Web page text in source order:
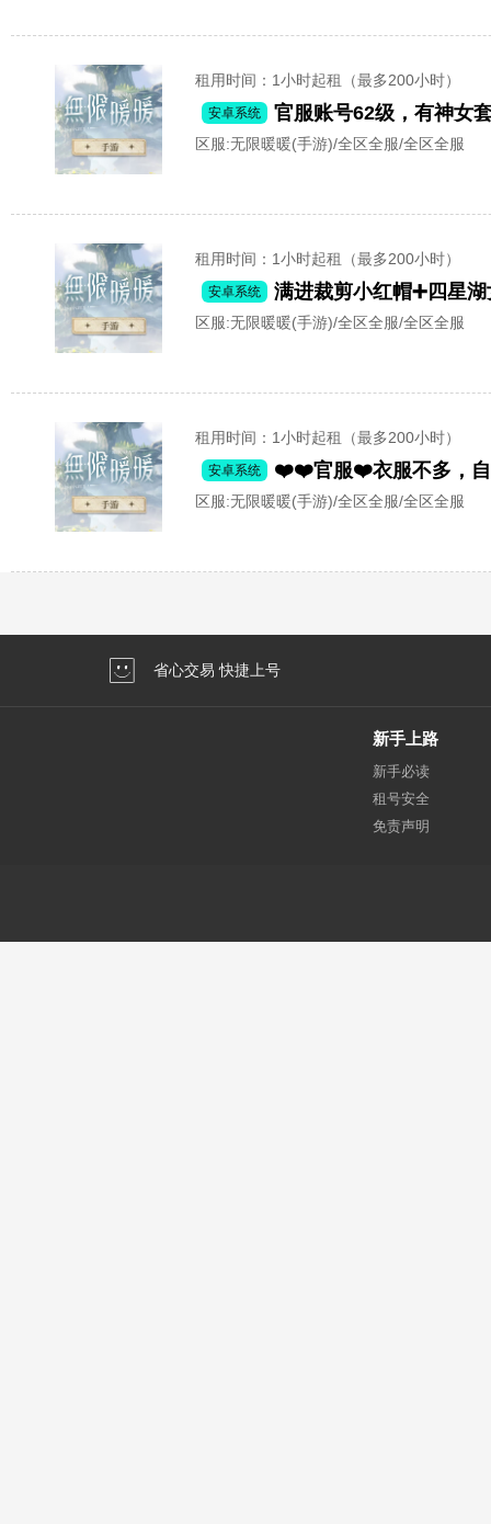
租用时间 ：1小时起租（最多200小时）
安卓系统 官服账号62级，有神女
区服:无限暖暖(手游)/全区全服/全区全服
租用时间 ：1小时起租（最多200小时）
安卓系统 满进裁剪小红帽➕四星
区服:无限暖暖(手游)/全区全服/全区全服
租用时间 ：1小时起租（最多200小时）
安卓系统 ❤️❤️官服❤️衣服不多，自
区服:无限暖暖(手游)/全区全服/全区全服
省心交易 快捷上号
新手上路
新手必读
租号安全
免责声明